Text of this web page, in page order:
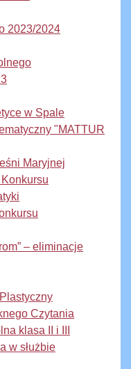
2023/2024
w Spale
"MATTUR
Maryjnej
– eliminacje
Czytania
klasa II i III
w służbie